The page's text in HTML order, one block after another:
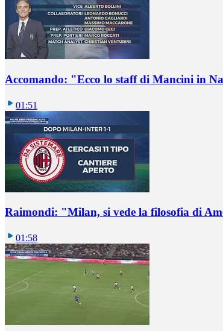
Accomando: "Ecco lo staff di Mancini in
01:51
Raimondi: "Milan, si vede la filosofia di
01:58